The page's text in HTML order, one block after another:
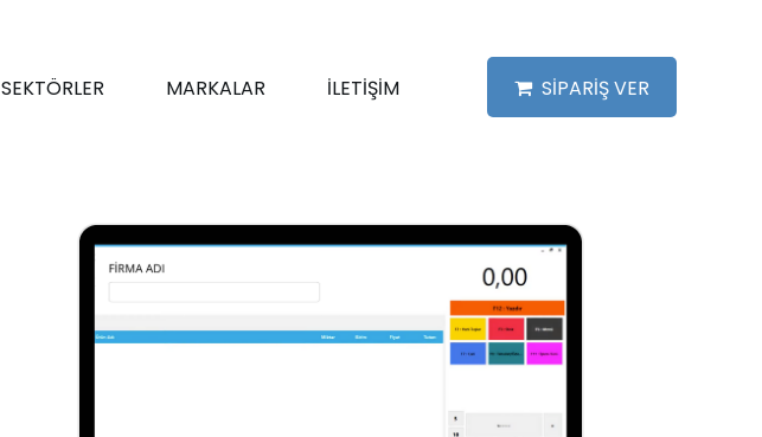
SEKTÖRLER MARKALAR İLETİŞİM SİPARİŞ VER